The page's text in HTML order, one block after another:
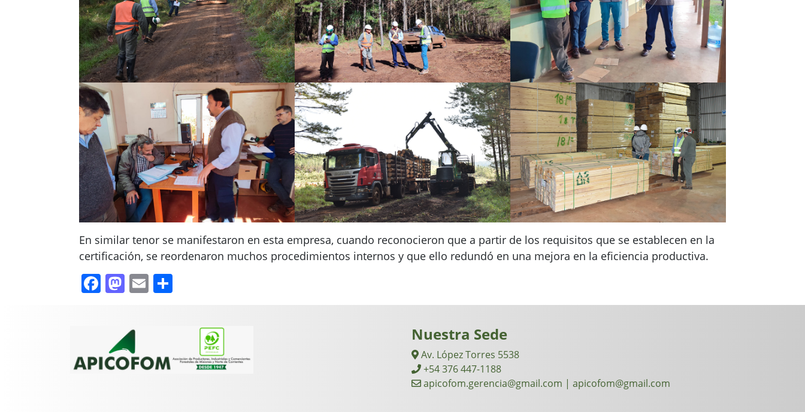
En similar tenor se manifestaron en esta empresa, cuando reconocieron que a partir de los requisitos que se establecen en la
certificación, se reordenaron muchos procedimientos internos y que ello redundó en una mejora en la eficiencia productiva.
Facebook
Mastodon
Email
Nuestra Sede
Av. López Torres 5538
+54 376 447-1188
apicofom.gerencia@gmail.com | apicofom@gmail.com